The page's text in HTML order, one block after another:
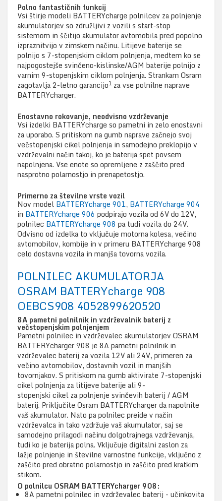
Polno fantastičnih funkcij
Vsi štirje modeli BATTERYcharge polnilcev za polnjenje
akumulatorjev so združljivi z vozili s start-stop
sistemom in ščitijo akumulator avtomobila pred popolno
izpraznitvijo v zimskem načinu. Litijeve baterije se
polnijo s 7-stopenjskim ciklom polnjenja, medtem ko se
najpogostejše svinčeno-kislinske/AGM baterije polnijo z
varnim 9-stopenjskim ciklom polnjenja. Strankam Osram
zagotavlja 2-letno garancijo1 za vse polnilne naprave
BATTERYcharger.
Enostavno rokovanje, neodvisno vzdrževanje
Vsi izdelki BATTERYcharge so pametni in zelo enostavni
za uporabo. S pritiskom na gumb naprave začnejo svoj
večstopenjski cikel polnjenja in samodejno preklopijo v
vzdrževalni način takoj, ko je baterija spet povsem
napolnjena. Vse enote so opremljene z zaščito pred
nasprotno polarnostjo in prenapetostjo.
Primerno za številne vrste vozil
Nov model BATTERYcharge 901, BATTERYcharge 904
in BATTERYcharge 906 podpirajo vozila od 6V do 12V,
polnilec BATTERYcharge 908 pa tudi vozila do 24V.
Odvisno od izdelka to vključuje motorna kolesa, večino
avtomobilov, kombije in v primeru BATTERYcharge 908
celo dostavna vozila in manjša tovorna vozila.
POLNILEC AKUMULATORJA
OSRAM BATTERYcharge 908
OEBCS908 4052899620520
8A pametni polnilnik in vzdrževalnik baterij z
večstopenjskim polnjenjem
Pametni polnilec in vzdrževalec akumulatorjev OSRAM
BATTERYcharger 908 je 8A pametni polnilnik in
vzdrževalec baterij za vozila 12V ali 24V, primeren za
večino avtomobilov, dostavnih vozil in manjših
tovornjakov. S pritiskom na gumb aktivirate 7-stopenjski
cikel polnjenja za litijeve baterije ali 9-
stopenjski cikel za polnjenje svinčevih baterij / AGM
baterij. Priključite Osram BATTERYcharger da napolnite
vaš akumulator. Nato pa polnilec preide v način
vzdrževalca in tako vzdržuje vaš akumulator, saj se
samodejno prilagodi načinu dolgotrajnega vzdrževanja,
tudi ko je baterija polna. Vključuje digitalni zaslon za
lažje polnjenje in številne varnostne funkcije, vključno z
zaščito pred obratno polarnostjo in zaščito pred kratkim
stikom.
O polnilcu OSRAM BATTERYcharger 908:
8A pametni polnilec in vzdrževalec baterij - učinkovita